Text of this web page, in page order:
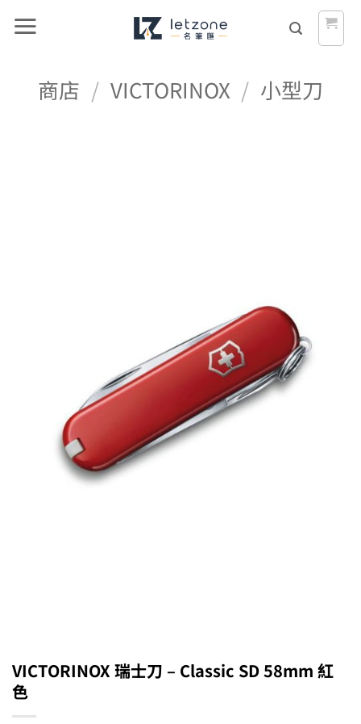
商店 / VICTORINOX / 小型刀
VICTORINOX 瑞士刀 – Classic SD 58mm 紅
色